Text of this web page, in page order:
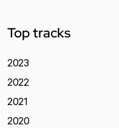
Top tracks
2023
2022
2021
2020